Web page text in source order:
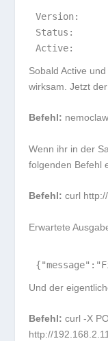
Version:
Status:
SobaldActive und
wirksam. Jetzt
Befehl:
Wenn ihr in der
folgenden Befehl
Befehl: curl
Erwartete
Und der
Befehl: curl -X
http://